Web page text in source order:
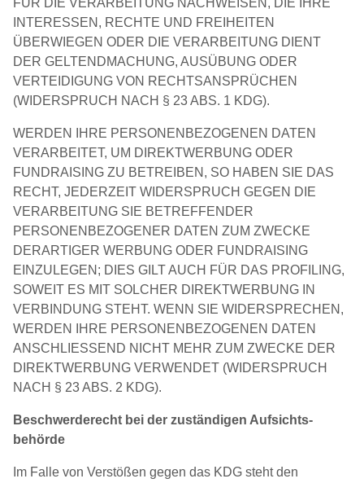
INTERESSEN, RECHTE UND FREIHEITEN
ÜBERWIEGEN ODER DIE VERARBEITUNG DIENT
DER GELTENDMACHUNG, AUSÜBUNG ODER
VERTEIDIGUNG VON RECHTSANSPRÜCHEN
(WIDERSPRUCH NACH § 23 ABS. 1 KDG).
WERDEN IHRE PERSONENBEZOGENEN DATEN
VERARBEITET, UM DIREKTWERBUNG ODER
FUNDRAISING ZU BETREIBEN, SO HABEN SIE DAS
RECHT, JEDERZEIT WIDERSPRUCH GEGEN DIE
VERARBEITUNG SIE BETREFFENDER
PERSONENBEZOGENER DATEN ZUM ZWECKE
DERARTIGER WERBUNG ODER FUNDRAISING
EINZULEGEN; DIES GILT AUCH FÜR DAS PROFILING,
SOWEIT ES MIT SOLCHER DIREKTWERBUNG IN
VERBINDUNG STEHT. WENN SIE WIDERSPRECHEN,
WERDEN IHRE PERSONENBEZOGENEN DATEN
ANSCHLIESSEND NICHT MEHR ZUM ZWECKE DER
DIREKTWERBUNG VERWENDET (WIDERSPRUCH
NACH § 23 ABS. 2 KDG).
Beschwerde­recht bei der zuständigen Aufsichts­
behörde
Im Falle von Verstößen gegen das KDG steht den